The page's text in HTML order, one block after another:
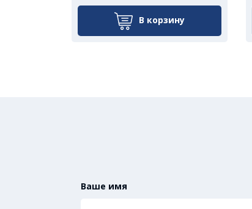
В корзину
Ваше имя